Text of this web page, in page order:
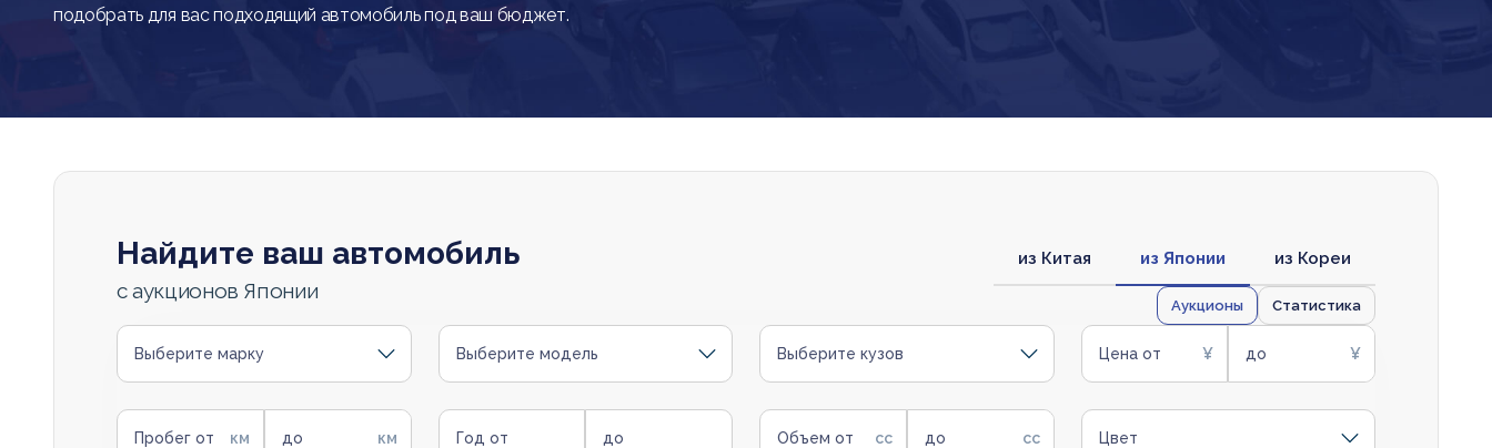
подобрать для вас подходящий автомобиль под ваш бюджет.
Найдите ваш автомобиль
с аукционов Японии
из Китая из Японии из Кореи
Аукционы Статистика
Выберите марку Выберите модель Выберите кузов Цена от до
Пробег от до Год от до Объем от до Цвет